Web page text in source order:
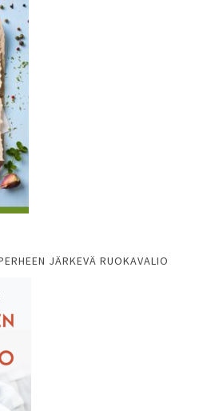
JÄRKEVÄ RUOKAVALIO